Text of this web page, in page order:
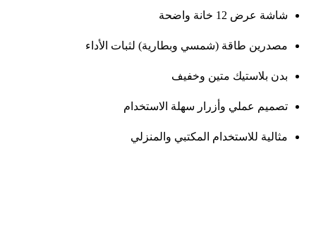
شاشة عرض 12 خانة واضحة
مصدرين طاقة (شمسي وبطارية) لثبات الأداء
بدن بلاستيك متين وخفيف
تصميم عملي وأزرار سهلة الاستخدام
مثالية للاستخدام المكتبي والمنزلي